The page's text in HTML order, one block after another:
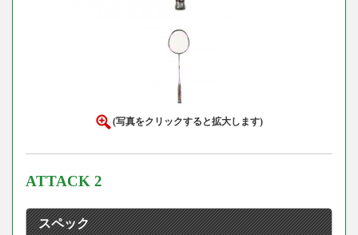
(写真をクリックすると拡大します)
ATTACK 2
スペック